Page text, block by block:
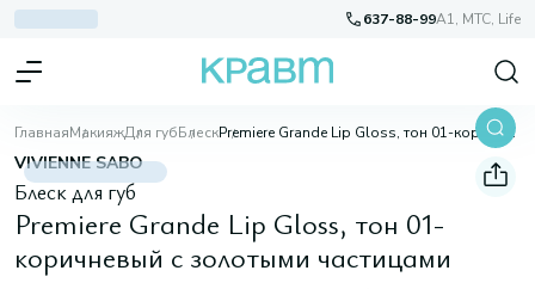
637-88-99A1, МТС, Life
ГлавнаяМакияжДля губБлеск Premiere Grande Lip Gloss, тон 01-коричневый с золотыми частицами
VIVIENNE SABO
Блеск для губ
Premiere Grande Lip Gloss, тон 01-
коричневый с золотыми частицами